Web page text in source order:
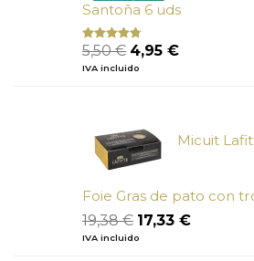
Santoña 6 uds
Valorado
con
de 5
5,50€ El
precio
4,95 €El
IVA incluido
Micuit
Foie Gras de pato con
19,38€ El
precio
17,33 €El
IVA incluido